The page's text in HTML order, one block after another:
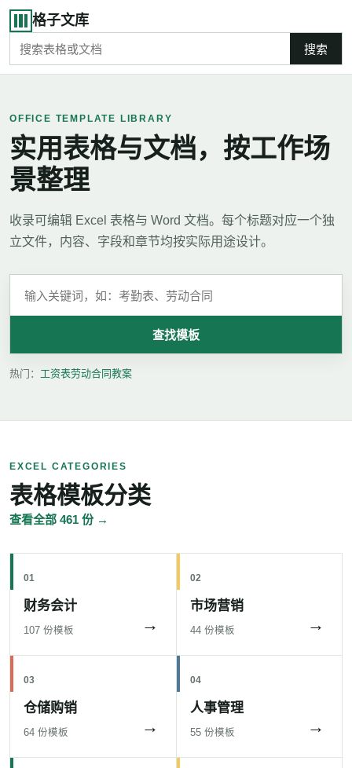
格子文库
搜索
OFFICE TEMPLATE LIBRARY
实用表格与文档，按工作场
景整理
收录可编辑 Excel 表格与 Word 文档。每个标题对应一个独
立文件，内容、字段和章节均按实际用途设计。
查找模板
热门： 工资表劳动合同教案
EXCEL CATEGORIES
表格模板分类
查看全部 461 份 →
01
财务会计
107 份模板 →
02
市场营销
44 份模板 →
03
仓储购销
64 份模板 →
04
人事管理
55 份模板 →